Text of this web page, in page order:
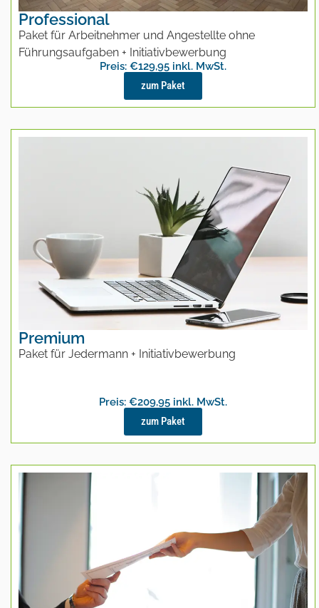
Professional
Paket für Arbeitnehmer und Angestellte ohne
Führungsaufgaben + Initiativbewerbung
Preis: €129,95 inkl. MwSt.
zum Paket
Premium
Paket für Jedermann + Initiativbewerbung
Preis: €209,95 inkl. MwSt.
zum Paket